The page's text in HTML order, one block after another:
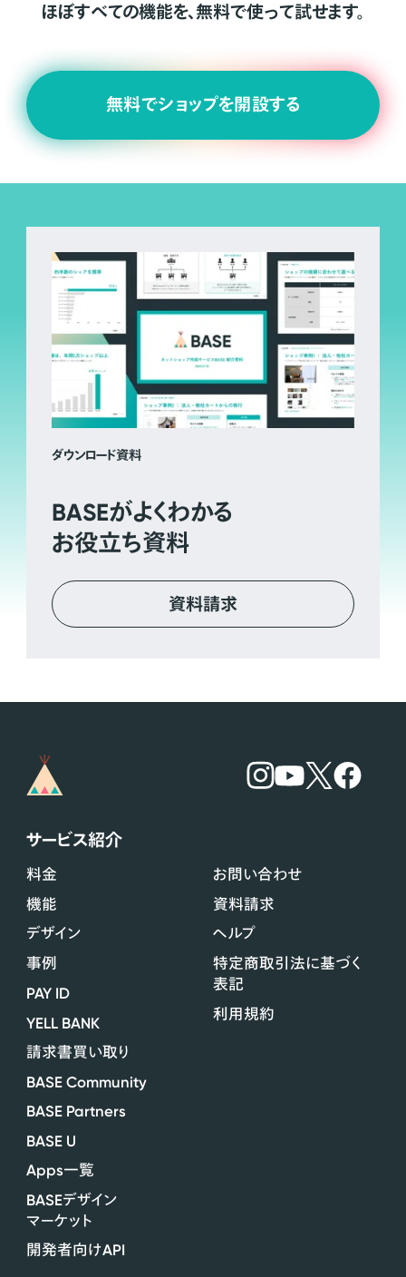
ほぼすべての機能を、無料で使って試せます。
無料でショップを開設する
ダウンロード資料
BASEがよくわかる
お役立ち資料
資料請求
サービス紹介
料金
機能
デザイン
事例
PAY ID
YELL BANK
請求書買い取り
BASE Community
BASE Partners
BASE U
Apps一覧
BASEデザイン
マーケット
開発者向けAPI
お問い合わせ
資料請求
ヘルプ
特定商取引法に基づく
表記
利用規約